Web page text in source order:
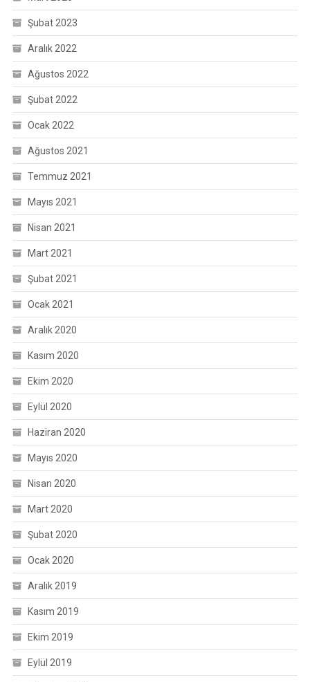
Şubat 2023
Aralık 2022
Ağustos 2022
Şubat 2022
Ocak 2022
Ağustos 2021
Temmuz 2021
Mayıs 2021
Nisan 2021
Mart 2021
Şubat 2021
Ocak 2021
Aralık 2020
Kasım 2020
Ekim 2020
Eylül 2020
Haziran 2020
Mayıs 2020
Nisan 2020
Mart 2020
Şubat 2020
Ocak 2020
Aralık 2019
Kasım 2019
Ekim 2019
Eylül 2019